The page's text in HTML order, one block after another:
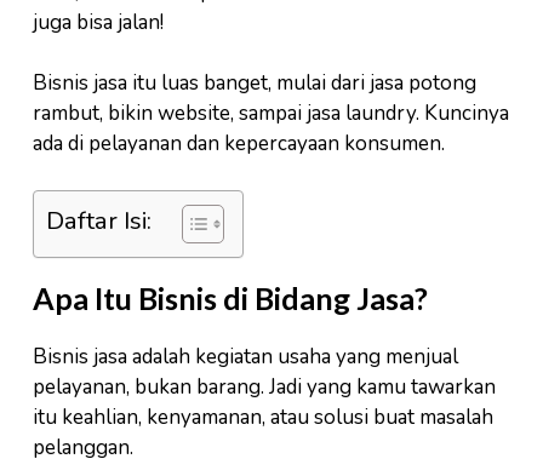
juga bisa jalan!
Bisnis jasa itu luas banget, mulai dari jasa potong
rambut, bikin website, sampai jasa laundry. Kuncinya
ada di pelayanan dan kepercayaan konsumen.
Daftar Isi:
Apa Itu Bisnis di Bidang Jasa?
Bisnis jasa adalah kegiatan usaha yang menjual
pelayanan, bukan barang. Jadi yang kamu tawarkan
itu keahlian, kenyamanan, atau solusi buat masalah
pelanggan.